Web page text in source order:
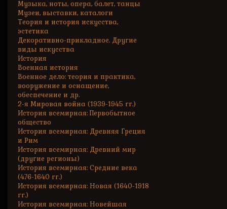
Музыка, ноты, опера, балет, танцы
Музеи, выставки, каталоги
Теория и история искусства,
эстетика
Декоративно-прикладное. Другие
виды искусства
История
Военная история
Военное дело: теория и практика,
вооружение и оснащение,
обеспечение и др.
2-я Мировая война (1939-1945 гг.)
История всемирная: Первобытное
общество
История всемирная: Древняя Греция
и Рим
История всемирная: Древний мир
(другие регионы)
История всемирная: Средние века
(476-1640 гг.)
История всемирная: Новая (1640-1918
гг.)
История всемирная: Новейшая